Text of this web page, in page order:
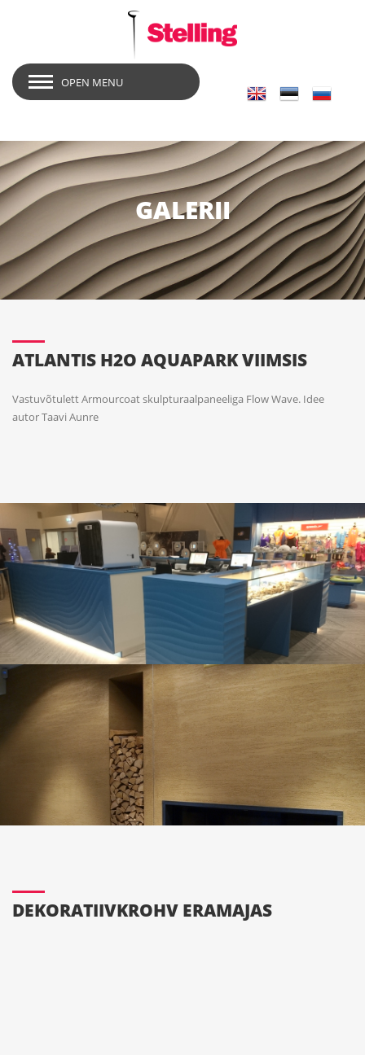
OPEN MENU
GALERII
ATLANTIS H2O AQUAPARK VIIMSIS
Vastuvõtulett Armourcoat skulpturaalpaneeliga Flow Wave. Idee
autor Taavi Aunre
DEKORATIIVKROHV ERAMAJAS